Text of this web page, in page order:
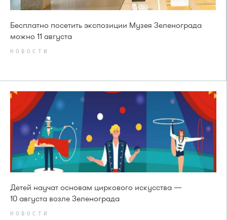
Бесплатно посетить экспозиции Музея Зеленограда
можно 11 августа
НОВОСТИ
Детей научат основам циркового искусства —
10 августа возле Зеленограда
НОВОСТИ